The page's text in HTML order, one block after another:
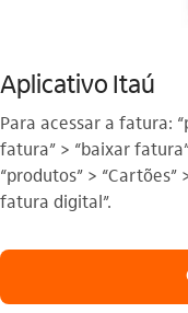
Aplicativo Itaú
Para acessar a fatura:
fatura” > “baixar
“produtos” > “Cartões”
fatura digital”.